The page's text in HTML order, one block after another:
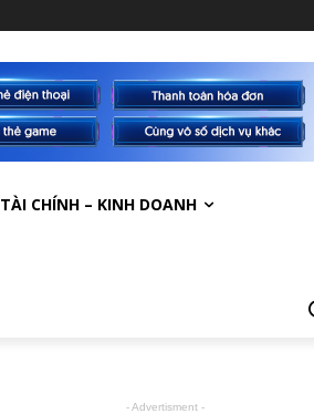
TÀI CHÍNH – KINH DOANH
- Advertisment -